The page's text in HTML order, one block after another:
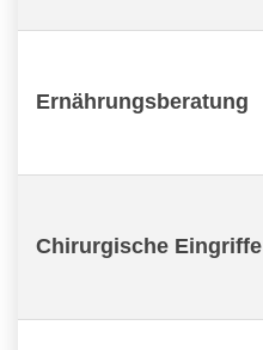
Ernährungsberatung
Chirurgische Eingriffe